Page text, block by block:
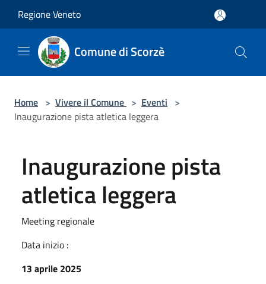
Regione Veneto
Comune di Scorzè
Home > Vivere il Comune > Eventi >
Inaugurazione pista atletica leggera
Inaugurazione pista
atletica leggera
Meeting regionale
Data inizio :
13 aprile 2025